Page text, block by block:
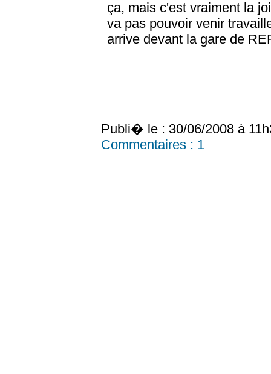
ça, mais c'est vraiment la
va pas pouvoir venir
arrive devant la gare de
Publi� le : 30/06/2008 à
Commentaires : 1